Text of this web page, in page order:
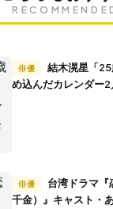
俳優
め込んだカレンダー
俳優
千金）』キャスト・